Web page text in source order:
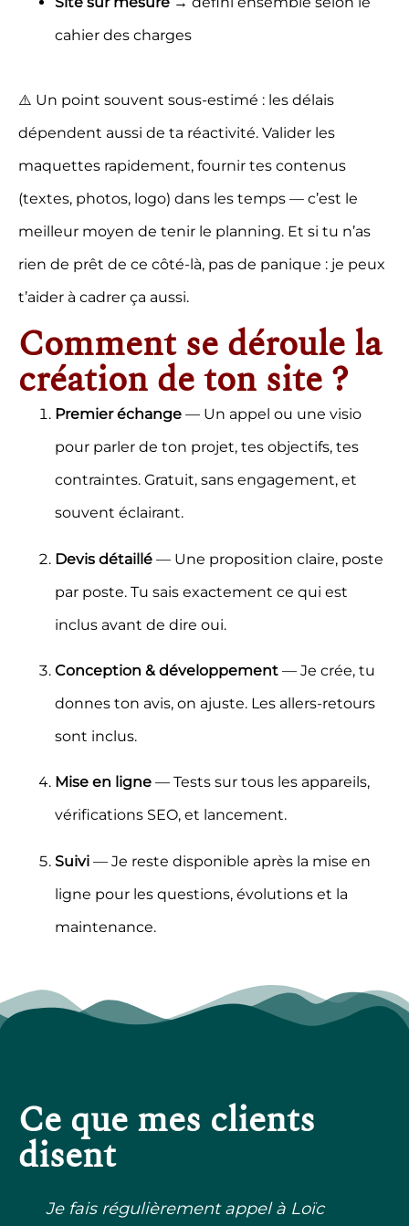
dépendent aussi de ta réactivité. Valider les
maquettes rapidement, fournir tes contenus
(textes, photos, logo) dans les temps — c’est le
meilleur moyen de tenir le planning. Et si tu n’as
rien de prêt de ce côté-là, pas de panique : je peux
t’aider à cadrer ça aussi.
Comment se déroule la
création de ton site ?
Premier échange— Un appel ou une visio
pour parler de ton projet, tes objectifs, tes
contraintes. Gratuit, sans engagement, et
souvent éclairant.
par poste. Tu sais exactement ce qui est
inclus avant de dire oui.
donnes ton avis, on ajuste. Les allers-retours
sont inclus.
vérifications SEO, et lancement.
— Je reste disponible après la mise en
ligne pour les questions, évolutions et la
maintenance.
disent
pour ses talents de développeur